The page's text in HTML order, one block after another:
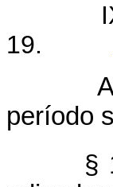
19.
período
§